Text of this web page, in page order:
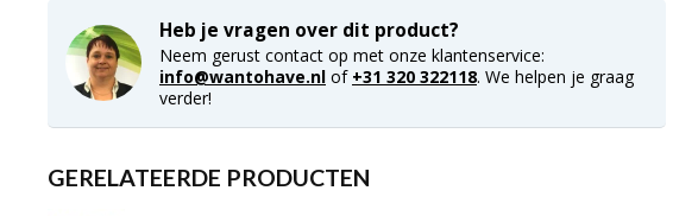
Heb je vragen over dit product?
Neem gerust contact op met onze klantenservice:
info@wantohave.nl of +31 320 322118. We helpen je graag
verder!
GERELATEERDE PRODUCTEN